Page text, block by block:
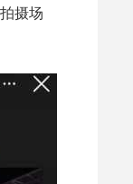
摄场